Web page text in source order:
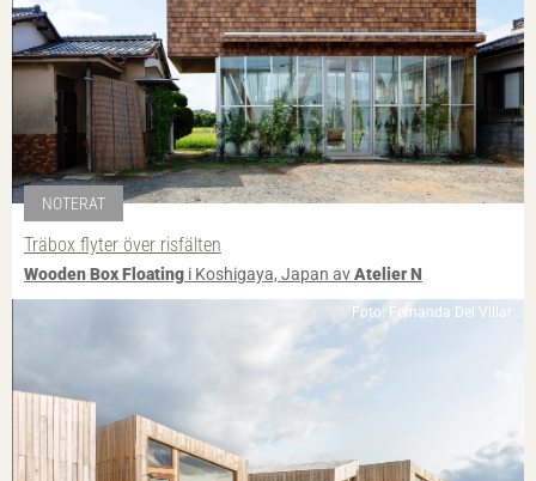
NOTERAT
Träbox flyter över risfälten
Wooden Box Floating i Koshigaya, Japan avAtelier N
Foto: Fernanda Del Villar